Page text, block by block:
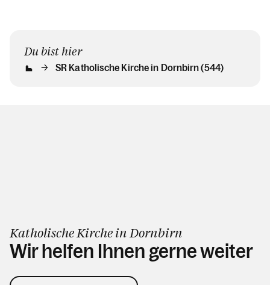
Du bist hier
SR Katholische Kirche in Dornbirn (544)
Katholische Kirche in Dornbirn
Wir helfen Ihnen gerne weiter